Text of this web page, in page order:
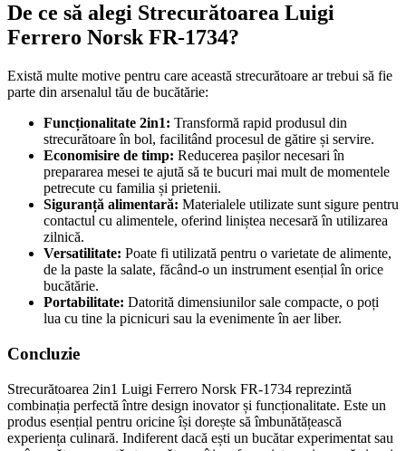
De ce să alegi Strecurătoarea Luigi
Ferrero Norsk FR-1734?
Există multe motive pentru care această strecurătoare ar trebui să fie
parte din arsenalul tău de bucătărie:
Funcționalitate 2in1: Transformă rapid produsul din
strecurătoare în bol, facilitând procesul de gătire și servire.
Economisire de timp: Reducerea pașilor necesari în
prepararea mesei te ajută să te bucuri mai mult de momentele
petrecute cu familia și prietenii.
Siguranță alimentară: Materialele utilizate sunt sigure pentru
contactul cu alimentele, oferind liniștea necesară în utilizarea
zilnică.
Versatilitate: Poate fi utilizată pentru o varietate de alimente,
de la paste la salate, făcând-o un instrument esențial în orice
bucătărie.
Portabilitate: Datorită dimensiunilor sale compacte, o poți
lua cu tine la picnicuri sau la evenimente în aer liber.
Concluzie
Strecurătoarea 2in1 Luigi Ferrero Norsk FR-1734 reprezintă
combinația perfectă între design inovator și funcționalitate. Este un
produs esențial pentru oricine își dorește să îmbunătățească
experiența culinară. Indiferent dacă ești un bucătar experimentat sau